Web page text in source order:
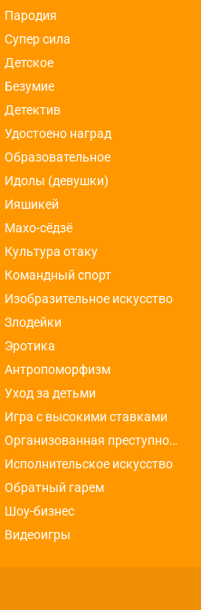
Пародия
Супер сила
Детское
Безумие
Детектив
Удостоено наград
Образовательное
Идолы (девушки)
Ияшикей
Махо-сёдзё
Культура отаку
Командный спорт
Изобразительное искусство
Злодейки
Эротика
Антропоморфизм
Уход за детьми
Игра с высокими ставками
Организованная преступность
Исполнительское искусство
Обратный гарем
Шоу-бизнес
Видеоигры